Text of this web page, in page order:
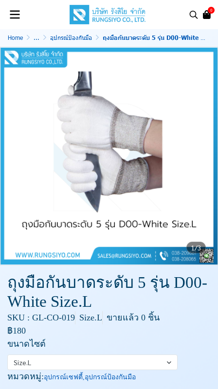
0
Home ... อุปกรณ์ป้องกันมือ ถุงมือกันบาดระดับ 5 รุ่น D00-White Size.L
1/3
ถุงมือกันบาดระดับ 5 รุ่น D00-
White Size.L
SKU : GL-CO-019 Size.L ขายแล้ว 0 ชิ้น
฿180
ขนาดไซต์
Size.L
หมวดหมู่:อุปกรณ์เซฟตี้,อุปกรณ์ป้องกันมือ